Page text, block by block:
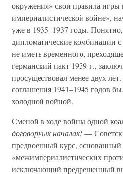
окружения» свои правила игры
империалистической войне»,
уже в 1935–1937 годы.
дипломатические комбинации
не иметь временного,
германский пакт 1939 г.,
просуществовал менее двух
соглашения 1941–1945 годов
холодной войной.
Сменой в ходе войны одной
договорных началах! —
предвоенный курс, основанный
«межимпериалистических
исключающий предрешенный